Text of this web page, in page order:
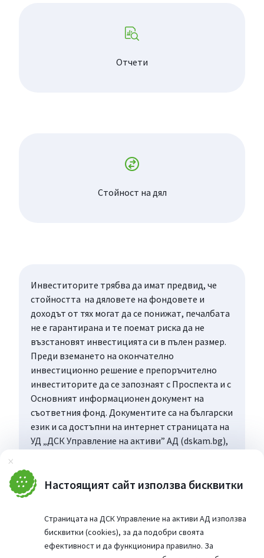
Затвори
Настоящият сайт използва бисквитки
Страницата на ДСК Управление на активи АД използва
бисквитки (cookies), за да подобри своята
ефективност и да функционира правилно. За
Отчети
Стойност на дял
Инвеститорите трябва да имат предвид, че
стойността на дяловете на фондовете и
доходът от тях могат да се понижат, печалбата
не е гарантирана и те поемат риска да не
възстановят инвестицията си в пълен размер.
Преди вземането на окончателно
инвестиционно решение е препоръчително
инвеститорите да се запознаят с Проспекта и с
Основният информационен документ на
съответния фонд. Документите са на български
език и са достъпни на интернет страницата на
УД „ДСК Управление на активи” АД (dskam.bg),
Управляващото дружество или в офисите на
„Банка ДСК”, определени за точка на
работното им време.